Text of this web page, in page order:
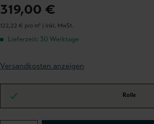
319,00 €
122,22 € pro m² | inkl. MwSt.
Lieferzeit: 30 Werktage
Versandkosten anzeigen
Rolle